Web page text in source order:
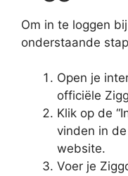
Om in te loggen
onderstaande
Open je
officiële
Klik op de
vinden in
website.
Voer je